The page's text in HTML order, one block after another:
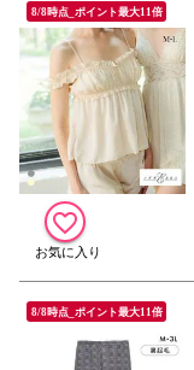
8/8時点_ポイント最大11倍
8/8時点_ポイント最大11倍